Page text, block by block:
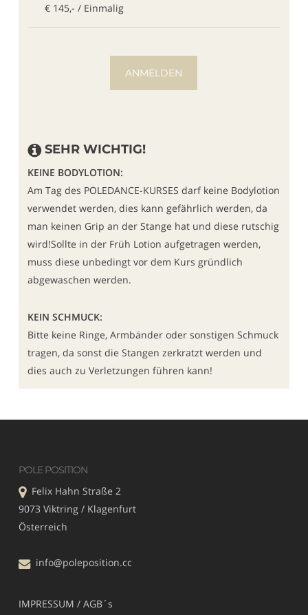
€ 145,- / Einmalig
ANMELDEN
SEHR WICHTIG!
KEINE BODYLOTION:
Am Tag des POLEDANCE-KURSES darf keine Bodylotion
verwendet werden, dies kann gefährlich werden, da
man keinen Grip an der Stange hat und diese rutschig
wird!Sollte in der Früh Lotion aufgetragen werden,
muss diese unbedingt vor dem Kurs gründlich
abgewaschen werden.
KEIN SCHMUCK:
Bitte keine Ringe, Armbänder oder sonstigen Schmuck
tragen, da sonst die Stangen zerkratzt werden und
dies auch zu Verletzungen führen kann!
POLE POSITION
Felix Hahn Straße 2
9073 Viktring / Klagenfurt
Österreich
info@poleposition.cc
IMPRESSUM / AGB´s